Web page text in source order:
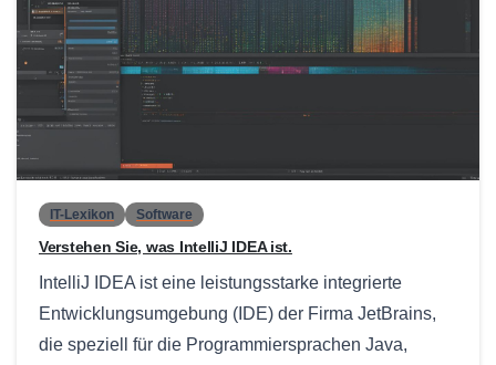
IT-Lexikon Software
Verstehen Sie, was IntelliJ IDEA ist.
IntelliJ IDEA ist eine leistungsstarke integrierte
Entwicklungsumgebung (IDE) der Firma JetBrains,
die speziell für die Programmiersprachen Java,